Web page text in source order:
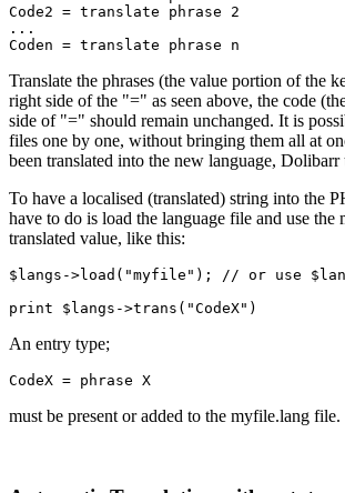
Code2 = translate phrase 2
...
Coden = translate phrase n
Translate the phrases (the value portion of the
right side of the "=" as seen above, the code
side of "=" should remain unchanged. It is
files one by one, without bringing them all at
been translated into the new language, Dolibarr
To have a localised (translated) string into the
have to do is load the language file and use the
translated value, like this:
$langs ->load ( "myfile" );
// or use
print
$langs ->trans ( "CodeX" )
An entry type;
CodeX = phrase X
must be present or added to the myfile.lang file.